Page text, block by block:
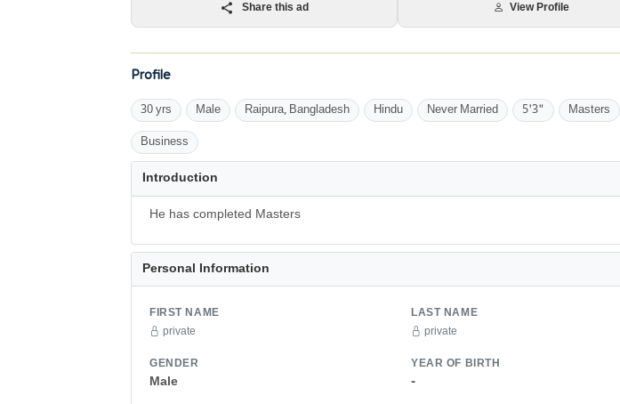
Share this ad View Profile
Profile
30 yrs Male Raipura, Bangladesh Hindu Never Married 5'3" Masters
Business
Introduction
He has completed Masters
Personal Information
FIRST NAME
private
LAST NAME
private
GENDER
Male
YEAR OF BIRTH
-